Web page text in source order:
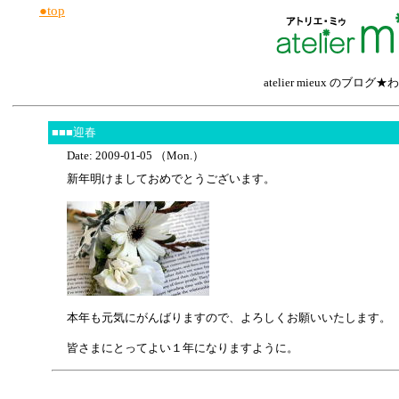
●top
atelier mieux のブログ★
■■■迎春
Date: 2009-01-05 （Mon.）
新年明けましておめでとうございます。
本年も元気にがんばりますので、よろしくお願いいたします。
皆さまにとってよい１年になりますように。